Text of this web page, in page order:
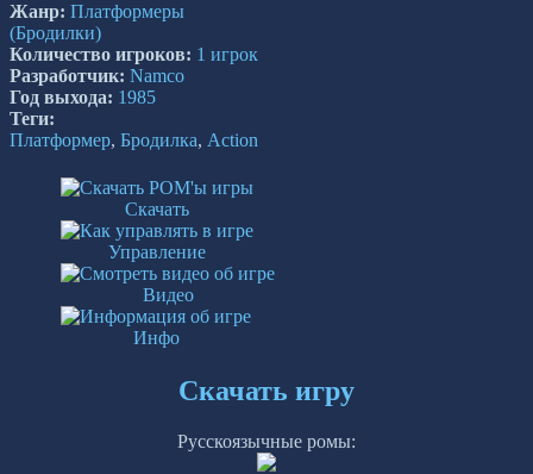
Жанр: Платформеры
(Бродилки)
Количество игроков: 1 игрок
Разработчик: Namco
Год выхода: 1985
Теги:
Платформер, Бродилка, Action
Скачать
Управление
Видео
Инфо
Скачать игру
Русскоязычные ромы: